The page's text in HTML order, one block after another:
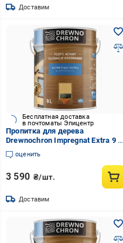
Доставим
Бесплатная доставка
в почтоматы Эпицентр
Пропитка для дерева
Drewnochron Impregnat Extra 9 л
Японская вишня (2790718663)
оценить
3 590 ₴/шт.
Доставим